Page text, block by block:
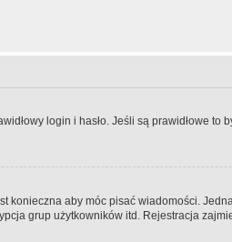
login i hasło. Jeśli są prawidłowe
konieczna aby móc pisać wiadomości.
grup użytkowników itd. Rejestracja